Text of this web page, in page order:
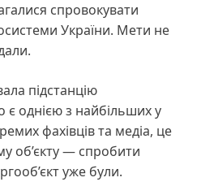
спровокувати
України. Мети не
підстанцію
є однією з найбільших у
фахівців та медіа, це
об’єкту — спробити
уже були.